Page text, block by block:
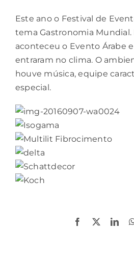
Este ano o Festival de
tema Gastronomia
aconteceu o Evento Árabe
entraram no clima. O
houve música, equipe
especial.
Facebook
X